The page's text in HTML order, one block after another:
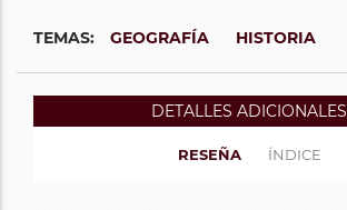
TEMAS: GEOGRAFÍA HISTORIA
DETALLES ADICIONALES
RESEÑA ÍNDICE